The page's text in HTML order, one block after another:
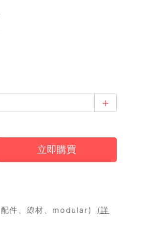
件、線材、modular)
(詳